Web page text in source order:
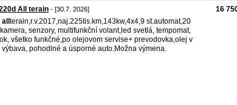
All terain - [30.7. 2026]
all terain,r.v.2017,naj.225tis.km,143kw,4x4,9 st.automat,20
senzory, multifunkční volant,led svetlá, tempomat,
všetko funkčné,po olejovom servise+ prevodovka,olej v
pohodlné a úsporné auto.Možna výmena.
16